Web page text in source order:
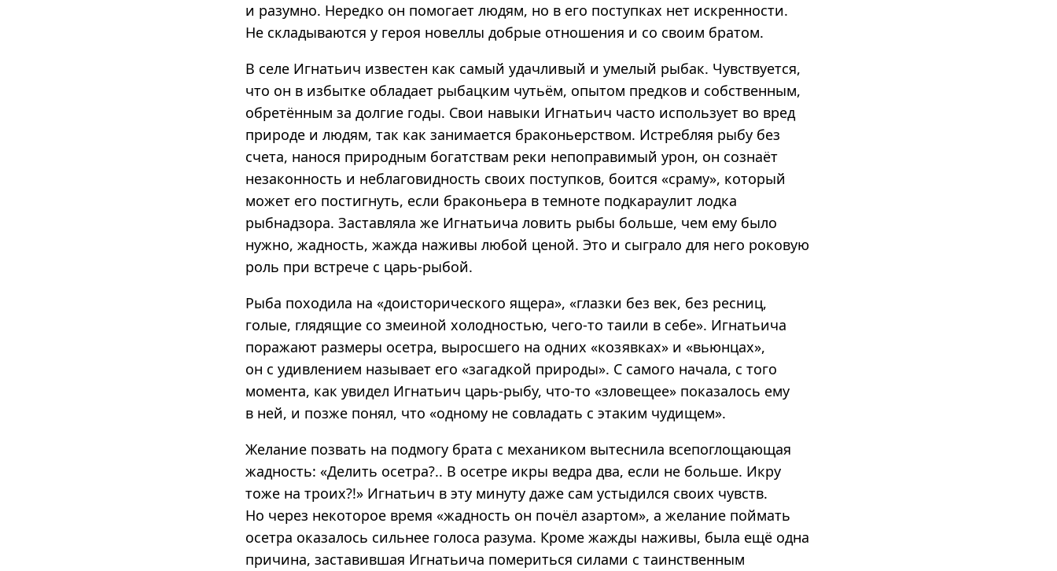
и разумно. Нередко он помогает людям, но в его поступках нет искренности.
Не складываются у героя новеллы добрые отношения и со своим братом.
В селе Игнатьич известен как самый удачливый и умелый рыбак. Чувствуется,
что он в избытке обладает рыбацким чутьём, опытом предков и собственным,
обретённым за долгие годы. Свои навыки Игнатьич часто использует во вред
природе и людям, так как занимается браконьерством. Истребляя рыбу без
счета, нанося природным богатствам реки непоправимый урон, он сознаёт
незаконность и неблаговидность своих поступков, боится «сраму», который
может его постигнуть, если браконьера в темноте подкараулит лодка
рыбнадзора. Заставляла же Игнатьича ловить рыбы больше, чем ему было
нужно, жадность, жажда наживы любой ценой. Это и сыграло для него роковую
роль при встрече с царь-рыбой.
Рыба походила на «доисторического ящера», «глазки без век, без ресниц,
голые, глядящие со змеиной холодностью, чего-то таили в себе». Игнатьича
поражают размеры осетра, выросшего на одних «козявках» и «вьюнцах»,
он с удивлением называет его «загадкой природы». С самого начала, с того
момента, как увидел Игнатьич царь-рыбу, что-то «зловещее» показалось ему
в ней, и позже понял, что «одному не совладать с этаким чудищем».
Желание позвать на подмогу брата с механиком вытеснила всепоглощающая
жадность: «Делить осетра?.. В осетре икры ведра два, если не больше. Икру
тоже на троих?!» Игнатьич в эту минуту даже сам устыдился своих чувств.
Но через некоторое время «жадность он почёл азартом», а желание поймать
осетра оказалось сильнее голоса разума. Кроме жажды наживы, была ещё одна
причина, заставившая Игнатьича помериться силами с таинственным